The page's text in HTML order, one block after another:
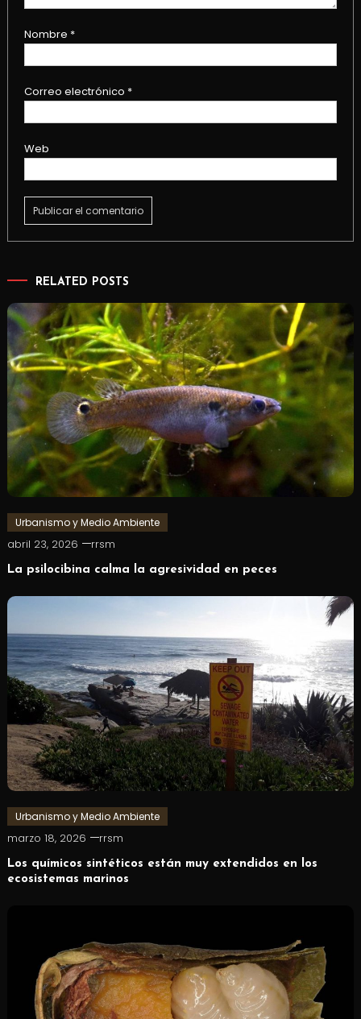
Nombre *
Correo electrónico *
Web
RELATED POSTS
Urbanismo y Medio Ambiente
abril 23, 2026 rrsm
La psilocibina calma la agresividad en peces
Urbanismo y Medio Ambiente
marzo 18, 2026 rrsm
Los químicos sintéticos están muy extendidos en los
ecosistemas marinos